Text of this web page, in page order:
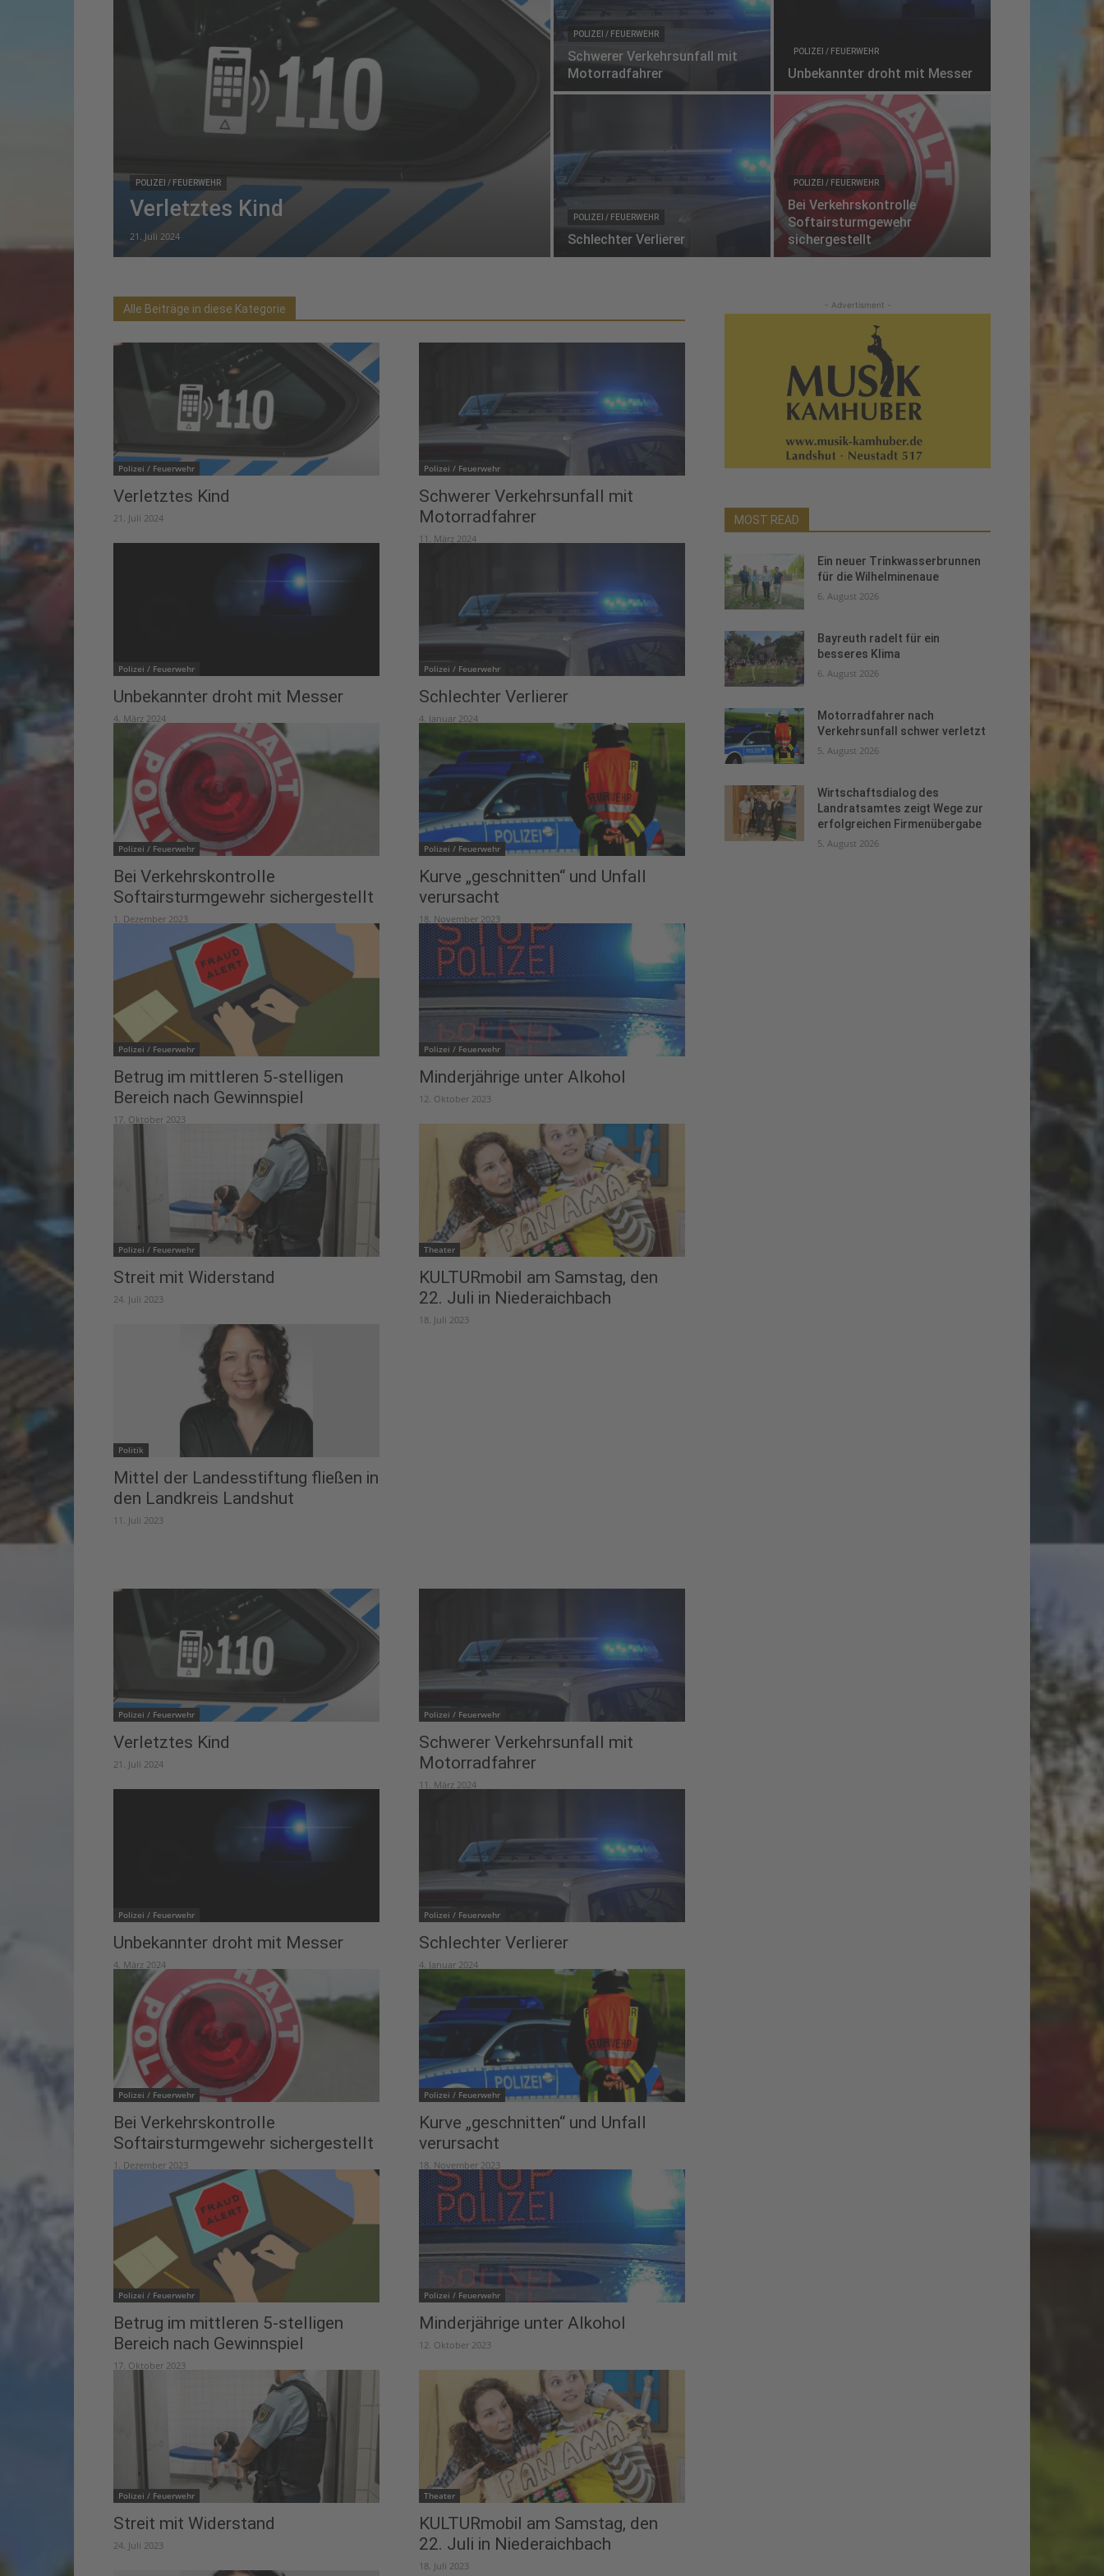
POLIZEI / FEUERWEHR
Verletztes Kind
21. Juli 2024
POLIZEI / FEUERWEHR
Schwerer Verkehrsunfall mit
Motorradfahrer
POLIZEI / FEUERWEHR
Unbekannter droht mit Messer
POLIZEI / FEUERWEHR
Schlechter Verlierer
POLIZEI / FEUERWEHR
Bei Verkehrskontrolle
Softairsturmgewehr
sichergestellt
Alle Beiträge in diese Kategorie
Polizei / Feuerwehr
Verletztes Kind
21. Juli 2024
Polizei / Feuerwehr
Schwerer Verkehrsunfall mit
Motorradfahrer
11. März 2024
Polizei / Feuerwehr
Unbekannter droht mit Messer
4. März 2024
Polizei / Feuerwehr
Schlechter Verlierer
4. Januar 2024
Polizei / Feuerwehr
Bei Verkehrskontrolle
Softairsturmgewehr sichergestellt
1. Dezember 2023
Polizei / Feuerwehr
Kurve „geschnitten“ und Unfall
verursacht
18. November 2023
Polizei / Feuerwehr
Betrug im mittleren 5-stelligen
Bereich nach Gewinnspiel
17. Oktober 2023
Polizei / Feuerwehr
Minderjährige unter Alkohol
12. Oktober 2023
Polizei / Feuerwehr
Streit mit Widerstand
24. Juli 2023
Theater
KULTURmobil am Samstag, den
22. Juli in Niederaichbach
18. Juli 2023
Politik
Mittel der Landesstiftung fließen in
den Landkreis Landshut
11. Juli 2023
Polizei / Feuerwehr
Verletztes Kind
21. Juli 2024
Polizei / Feuerwehr
Schwerer Verkehrsunfall mit
Motorradfahrer
11. März 2024
Polizei / Feuerwehr
Unbekannter droht mit Messer
4. März 2024
Polizei / Feuerwehr
Schlechter Verlierer
4. Januar 2024
Polizei / Feuerwehr
Bei Verkehrskontrolle
Softairsturmgewehr sichergestellt
1. Dezember 2023
Polizei / Feuerwehr
Kurve „geschnitten“ und Unfall
verursacht
18. November 2023
Polizei / Feuerwehr
Betrug im mittleren 5-stelligen
Bereich nach Gewinnspiel
17. Oktober 2023
Polizei / Feuerwehr
Minderjährige unter Alkohol
12. Oktober 2023
Polizei / Feuerwehr
Streit mit Widerstand
24. Juli 2023
Theater
KULTURmobil am Samstag, den
22. Juli in Niederaichbach
18. Juli 2023
- Advertisment -
MOST READ
Ein neuer Trinkwasserbrunnen
für die Wilhelminenaue
6. August 2026
Bayreuth radelt für ein
besseres Klima
6. August 2026
Motorradfahrer nach
Verkehrsunfall schwer verletzt
5. August 2026
Wirtschaftsdialog des
Landratsamtes zeigt Wege zur
erfolgreichen Firmenübergabe
5. August 2026